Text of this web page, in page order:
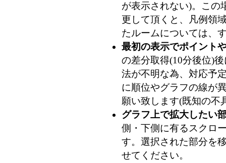
が表示されない)。この
更して頂くと、凡例領
たルームについては、
最初の表示でポイント
の差分取得(10分後位)
法が不明な為、対応予
に順位やグラフの線が
願い致します(既知の不
グラフ上で拡大したい
側・下側に有るスクロ
す。選択された部分を
せてください。